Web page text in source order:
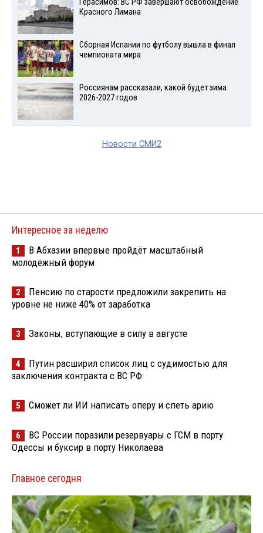
Герасимов: ВС РФ завершают освобождение
Красного Лимана
Сборная Испании по футболу вышла в финал
чемпионата мира
Россиянам рассказали, какой будет зима
2026-2027 годов
Новости СМИ2
Интересное за неделю
1
В Абхазии впервые пройдёт масштабный
молодёжный форум
2
Пенсию по старости предложили закрепить на
уровне не ниже 40% от заработка
3 Законы, вступающие в силу в августе
4
Путин расширил список лиц с судимостью для
заключения контракта с ВС РФ
5 Сможет ли ИИ написать оперу и спеть арию
6
ВС России поразили резервуары с ГСМ в порту
Одессы и буксир в порту Николаева
Главное сегодня